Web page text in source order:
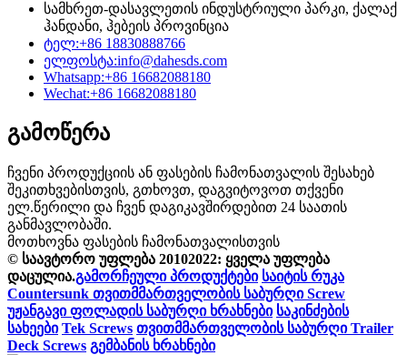
სამხრეთ-დასავლეთის ინდუსტრიული პარკი, ქალაქ
ჰანდანი, ჰებეის პროვინცია
ტელ:+86 18830888766
ელფოსტა:info@dahesds.com
Whatsapp:+86 16682088180
Wechat:+86 16682088180
გამოწერა
ჩვენი პროდუქციის ან ფასების ჩამონათვალის შესახებ
შეკითხვებისთვის, გთხოვთ, დაგვიტოვოთ თქვენი
ელ.წერილი და ჩვენ დაგიკავშირდებით 24 საათის
განმავლობაში.
მოთხოვნა ფასების ჩამონათვალისთვის
© საავტორო უფლება 20102022: ყველა უფლება
დაცულია.გამორჩეული პროდუქტები საიტის რუკა
Countersunk თვითმმართველობის საბურღი Screw
უჟანგავი ფოლადის საბურღი ხრახნები საკინძების
სახეები Tek Screws თვითმმართველობის საბურღი Trailer
Deck Screws გემბანის ხრახნები